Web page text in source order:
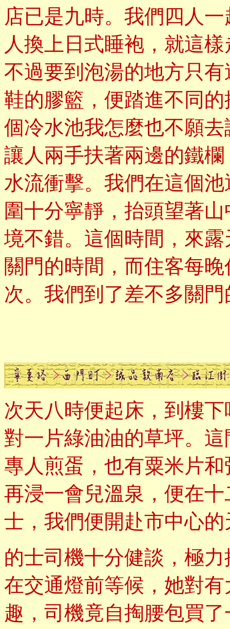
店已是九時。我們四人
人換上日式睡袍，就這
不過要到泡湯的地方只
鞋的膠籃，便踏進不同
個冷水池我怎麼也不願
讓人兩手扶著兩邊的鐵
水流衝擊。我們在這個
圍十分寧靜，抬頭望著
境不錯。這個時間，來
關門的時間，而住客每
次。我們到了差不多關
次天八時便起床，到樓
對一片綠油油的草坪。
專人煎蛋，也有粟米片
再浸一會兒溫泉，便在
士，我們便開赴市中心
的士司機十分健談，極
在交通燈前等候，她對
趣，司機竟自掏腰包買